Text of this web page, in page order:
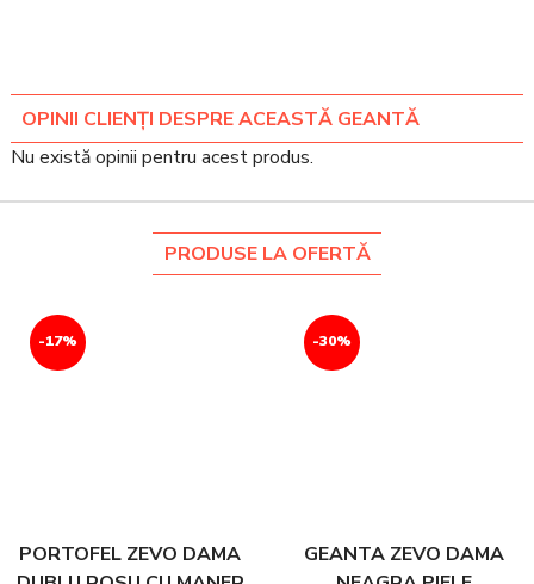
OPINII CLIENȚI DESPRE ACEASTĂ GEANTĂ
Nu există opinii pentru acest produs.
PRODUSE LA OFERTĂ
-17%
PORTOFEL ZEVO DAMA
-30%
GEANTA ZEVO DAMA